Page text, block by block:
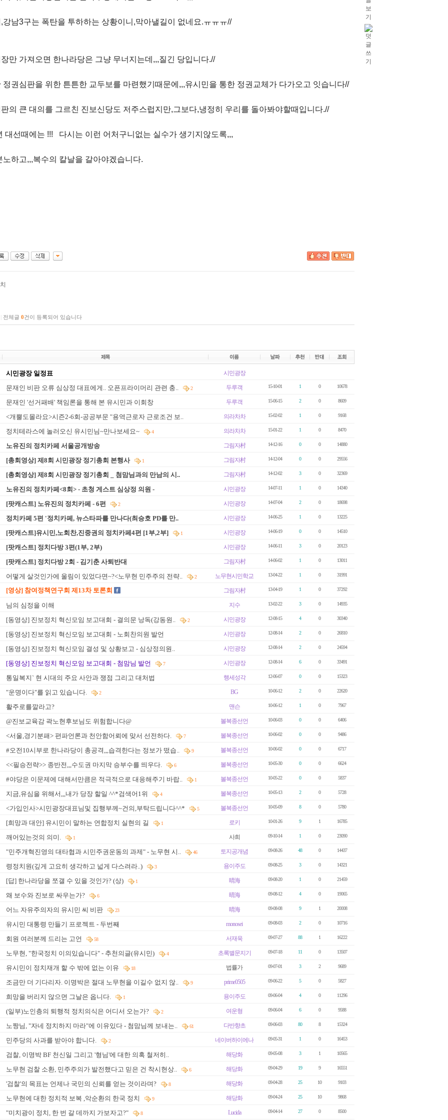
강남3구는 폭탄을 투하하는 상황이니,막아낼길이 없네요.ㅠㅠㅠ//
만 가져오면 한나라당은 그냥 무너지는데,,,질긴 당입니다.//
정권심판을 위한 튼튼한 교두보를 마련했기때문에,,,유시민을 통한 정권교체가 다가오고 잇습니다//
의 큰 대의를 그르친 진보신당도 저주스럽지만,그보다,냉정히 우리를 돌아봐야할때입니다.//
대선때에는 !!! 다시는 이런 어처구니없는 실수가 생기지않도록,,,
노하고,,,복수의 칼날을 갈아야겠습니다.
전체글 0건이 등록되어 있습니다
시민광장 일정표 시민광장
문재인 비판 오류 심상정 대표에게.. 오픈프라이머리 관련 충.. 2 두루객 15-10-01 1 0 10678
문재인 '선거패배' 책임론을 통해 본 유시민과 이회창 두루객 15-06-15 2 0 8609
<개뿔도몰라요>시즌2-6회-공공부문 "용역근로자 근로조건 보.. 의라차차 15-02-02 1 0 9168
정치테라스에 놀러오신 유시민님~만나보세요~ 4 의라차차 15-01-22 1 0 8470
노유진의 정치카페 서울공개방송 그림자村 14-12-16 0 0 14880
[총회영상] 제8회 시민광장 정기총회 본행사 1 그림자村 14-12-04 0 0 29556
[총회영상] 제8회 시민광장 정기총회 _ 첨맘님과의 만남의 시.. 그림자村 14-12-02 3 0 32369
노유진의 정치카페<8회> - 초청 게스트 심상정 의원 - 시민광장 14-07-11 1 0 14340
[팟캐스트] 노유진의 정치카페 - 6편 2 시민광장 14-07-04 2 0 18698
정치카페 5편 '정치카페, 뉴스타파를 만나다(최승호 PD를 만.. 시민광장 14-06-25 1 0 13225
[팟캐스트]유시민,노회찬,진중권의 정치카페4편 [1부,2부] 1 시민광장 14-06-19 0 0 14510
[팟캐스트] 정치다방 3편(1부, 2부) 시민광장 14-06-11 3 0 20123
[팟캐스트] 정치다방 2회 - 김기춘 사퇴반대 그림자村 14-06-02 1 0 13011
어떻게 살것인가에 울림이 있었다면~?<노무현 민주주의 전략.. 2 노무현시민학교 13-04-22 1 0 31991
[영상] 참여정책연구회 제13차 토론회 그림자村 13-04-19 1 0 37292
님의 심정을 이해 지수 13-02-22 3 0 14935
[동영상] 진보정치 혁신모임 보고대회 - 결의문 낭독(강동원.. 2 시민광장 12-08-15 4 0 30340
[동영상] 진보정치 혁신모임 보고대회 - 노회찬의원 발언 시민광장 12-08-14 2 0 26810
[동영상] 진보정치 혁신모임 결성 및 상황보고 - 심상정의원.. 시민광장 12-08-14 2 0 24594
[동영상] 진보정치 혁신모임 보고대회 - 첨맘님 발언 7 시민광장 12-08-14 6 0 33491
통일복지` 현 시대의 주요 사안과 쟁점 그리고 대처법 행세성각 12-06-07 0 0 15323
"운명이다"를 읽고 있습니다. 2 BG 10-06-12 2 0 22620
활주로를깔라고? 맨슨 10-06-12 1 0 7967
@진보교육감 곽노현후보님도 위험합니다@ 볼복종선언 10-06-03 0 0 6406
<서울,경기분패> 편파언론과 천안함어뢰에 맞서 선전하다. 7 볼복종선언 10-06-02 0 0 9486
#오전10시부로 한나라당이 총공격,,,습격한다는 정보가 떴습.. 9 볼복종선언 10-06-02 0 0 6717
<<필승전략>> 종반전,,,수도권 마지막 승부수를 띄우다. 6 볼복종선언 10-05-30 0 0 6624
#야당은 이문제에 대해서만큼은 적극적으로 대응해주기 바랍.. 1 볼복종선언 10-05-22 0 0 5837
지금,유심을 위해서,,,내가 당장 할일 ^^*검색어1위 4 볼복종선언 10-05-13 2 0 5728
<가입인사>시민광장대표님및 집행부께~건의,부탁드립니다^^* 5 볼복종선언 10-05-09 8 0 5780
[희망과 대안] 유시민이 말하는 연합정치 실현의 길 1 로키 10-01-26 9 1 16785
깨어있는것의 의미. 1 사희 09-10-14 1 0 23090
"민주개혁진영의 대타협과 시민주권운동의 과제" - 노무현 시.. 46 토지공개념 09-08-26 48 0 14437
령정치원(깊게 고요히 생각하고 넓게 다스려라..) 3 용이주도 09-08-25 3 0 14321
[답] 한나라당을 쪼갤 수 있을 것인가? (상) 1 晴海 09-08-20 1 0 21459
왜 보수와 진보로 싸우는가? 6 晴海 09-08-12 4 0 19065
어느 자유주의자의 유시민 씨 비판 23 晴海 09-08-08 9 1 20008
유시민 대통령 만들기 프로젝트 - 두번째 monosei 09-08-03 2 0 10716
회원 여러분께 드리는 고언 58 서재욱 09-07-27 88 1 16222
노무현, "한국정치 이의있습니다" - 추천의글(유시민) 4 초록별문지기 09-07-18 11 0 13507
유시민이 정치재개 할 수 밖에 없는 이유 18 법률가 09-07-01 3 2 9689
조금만 더 기다리자. 이명박은 절대 노무현을 이길수 없지 않.. 9 prime0505 09-06-22 5 0 5827
희망을 버리지 않으면 그날은 옵니다. 1 용이주도 09-06-04 4 0 11296
(일부)노인층의 퇴행적 정치의식은 어디서 오는가? 2 여운형 09-06-04 6 0 9588
노짱님, "자네 정치하지 마라"에 이유있다 - 첨맘님께 보내는.. 61 다반향초 09-06-03 80 8 15324
민주당의 사과를 받아야 합니다. 2 네이버하이에나 09-05-31 1 0 16453
검찰, 이명박 BF 천신일 그리고 '형님'에 대한 의혹 철저히.. 해당화 09-05-08 3 1 10565
노무현 검찰 소환, 민주주의가 발전했다고 믿은 건 착시현상.. 6 해당화 09-04-29 19 9 16551
'검찰'의 목표는 언제나 국민의 신뢰를 얻는 것이라며? 8 해당화 09-04-28 25 10 9103
노무현에 대한 정치적 보복 ,악순환의 한국 정치 9 해당화 09-04-24 25 10 9868
"미치광이 정치, 한 번 갈 데까지 가보자고?" 8 Lucida 09-04-14 27 0 8500